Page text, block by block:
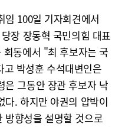
임 100일 기자회견에서
장 장동혁 국민의힘 대표
동에서 "최 후보자는 국
박성훈 수석대변인은
은 그동안 장관 후보자 낙
다. 하지만 야권의 압박이
방향성을 설명할 것으로